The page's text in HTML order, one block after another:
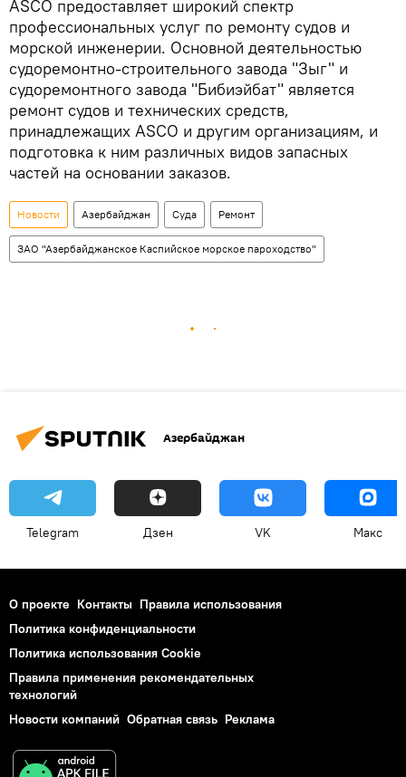
ASCO предоставляет широкий спектр
профессиональных услуг по ремонту судов и
морской инженерии. Основной деятельностью
судоремонтно-строительного завода "Зыг" и
судоремонтного завода "Бибиэйбат" является
ремонт судов и технических средств,
принадлежащих ASCO и другим организациям, и
подготовка к ним различных видов запасных
частей на основании заказов.
Новости Азербайджан Суда Ремонт
ЗАО "Азербайджанское Каспийское морское пароходство"
Азербайджан
Telegram Дзен VK Макс
О проекте Контакты Правила использования
Политика конфиденциальности
Политика использования Cookie
Правила применения рекомендательных
технологий
Новости компаний Обратная связь Реклама